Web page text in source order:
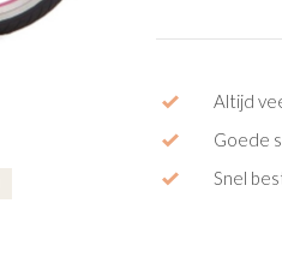
Altijd
Goede
Snel